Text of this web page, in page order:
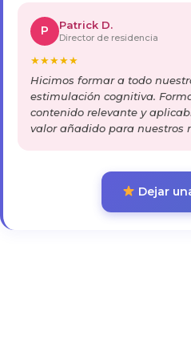
P Patrick D.
Director de residencia
★★★★★
Hicimos formar a todo
estimulación cognitiva.
contenido relevante y
valor añadido para nuestros
Dejar